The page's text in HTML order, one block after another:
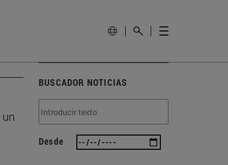
BUSCADOR NOTICIAS
Desde